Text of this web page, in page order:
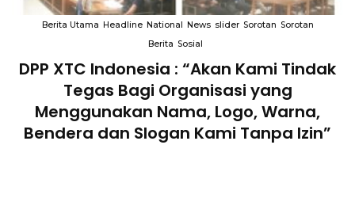
Berita Utama Headline National News slider Sorotan Sorotan
Berita Sosial
DPP XTC Indonesia : “Akan Kami Tindak
Tegas Bagi Organisasi yang
Menggunakan Nama, Logo, Warna,
Bendera dan Slogan Kami Tanpa Izin”